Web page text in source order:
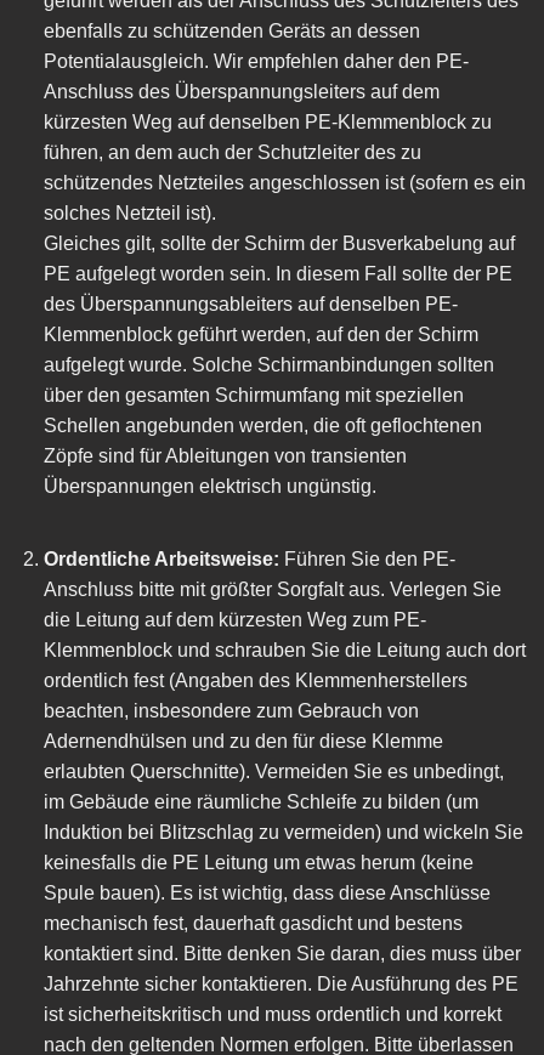
ebenfalls zu schützenden Geräts an dessen
Potentialausgleich. Wir empfehlen daher den PE-
Anschluss des Überspannungsleiters auf dem
kürzesten Weg auf denselben PE-Klemmenblock zu
führen, an dem auch der Schutzleiter des zu
schützendes Netzteiles angeschlossen ist (sofern es ein
solches Netzteil ist).
Gleiches gilt, sollte der Schirm der Busverkabelung auf
PE aufgelegt worden sein. In diesem Fall sollte der PE
des Überspannungsableiters auf denselben PE-
Klemmenblock geführt werden, auf den der Schirm
aufgelegt wurde. Solche Schirmanbindungen sollten
über den gesamten Schirmumfang mit speziellen
Schellen angebunden werden, die oft geflochtenen
Zöpfe sind für Ableitungen von transienten
Überspannungen elektrisch ungünstig.
Ordentliche Arbeitsweise: Führen Sie den PE-
Anschluss bitte mit größter Sorgfalt aus. Verlegen Sie
die Leitung auf dem kürzesten Weg zum PE-
Klemmenblock und schrauben Sie die Leitung auch dort
ordentlich fest (Angaben des Klemmenherstellers
beachten, insbesondere zum Gebrauch von
Adernendhülsen und zu den für diese Klemme
erlaubten Querschnitte). Vermeiden Sie es unbedingt,
im Gebäude eine räumliche Schleife zu bilden (um
Induktion bei Blitzschlag zu vermeiden) und wickeln Sie
keinesfalls die PE Leitung um etwas herum (keine
Spule bauen). Es ist wichtig, dass diese Anschlüsse
mechanisch fest, dauerhaft gasdicht und bestens
kontaktiert sind. Bitte denken Sie daran, dies muss über
Jahrzehnte sicher kontaktieren. Die Ausführung des PE
ist sicherheitskritisch und muss ordentlich und korrekt
nach den geltenden Normen erfolgen. Bitte überlassen